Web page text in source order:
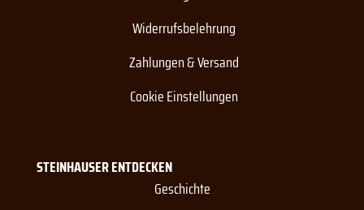
STEINHAUSER ENTDECKEN
Geschichte
Widerrufsbelehrung
Zahlungen & Versand
Cookie Einstellungen